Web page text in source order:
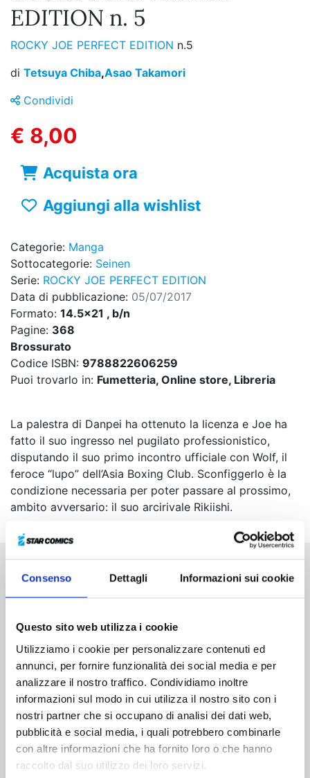
Consenso Dettagli Informazioni sui cookie
Questo sito web utilizza i cookie
Utilizziamo i cookie per personalizzare contenuti ed
annunci, per fornire funzionalità dei social media e per
analizzare il nostro traffico. Condividiamo inoltre
informazioni sul modo in cui utilizza il nostro sito con i
nostri partner che si occupano di analisi dei dati web,
pubblicità e social media, i quali potrebbero combinarle
con altre informazioni che ha fornito loro o che hanno
raccolto dal suo utilizzo dei loro servizi.
EDITION n. 5
ROCKY JOE PERFECT EDITION n.5
di Tetsuya Chiba,Asao Takamori
Condividi
€ 8,00
Acquista ora
Aggiungi alla wishlist
Categorie: Manga
Sottocategorie: Seinen
Serie: ROCKY JOE PERFECT EDITION
Data di pubblicazione: 05/07/2017
Formato: 14.5x21 , b/n
Pagine: 368
Brossurato
Codice ISBN: 9788822606259
Puoi trovarlo in: Fumetteria, Online store, Libreria
La palestra di Danpei ha ottenuto la licenza e Joe ha
fatto il suo ingresso nel pugilato professionistico,
disputando il suo primo incontro ufficiale con Wolf, il
feroce “lupo” dell’Asia Boxing Club. Sconfiggerlo è la
condizione necessaria per poter passare al prossimo,
ambito avversario: il suo arcirivale Rikiishi.
Altri volumi della serie